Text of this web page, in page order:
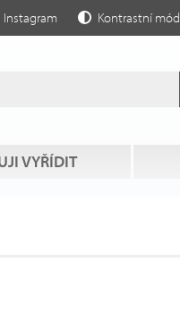
Instagram Kontrastní mód
VYŘÍDIT